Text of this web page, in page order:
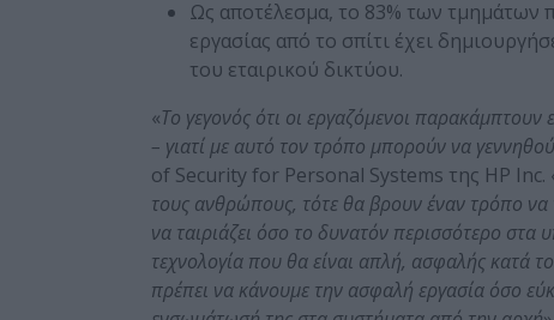
Ως αποτέλεσμα, το 83% των τμημάτων
εργασίας από το σπίτι έχει
του εταιρικού δικτύου.
«Το γεγονός ότι οι εργαζόμενοι
– γιατί με αυτό τον τρόπο μπορούν να
of Security for Personal Systems της HP Inc.
τους ανθρώπους, τότε θα βρουν έναν τρόπο
να ταιριάζει όσο το δυνατόν περισσότερο στα
τεχνολογία που θα είναι απλή, ασφαλής κατά
πρέπει να κάνουμε την ασφαλή εργασία όσο